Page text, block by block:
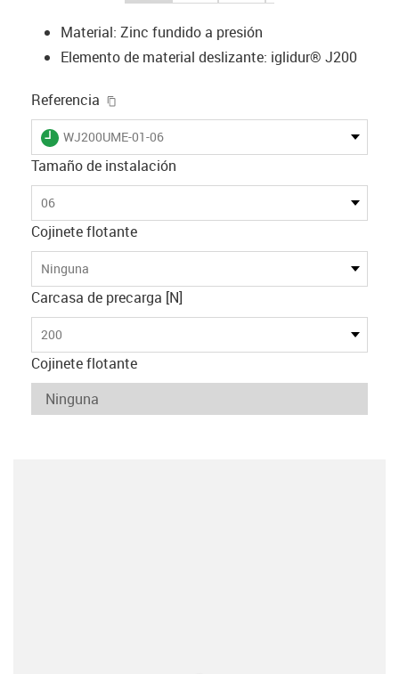
Material: Zinc fundido a presión
Elemento de material deslizante: iglidur® J200
Referencia
igus-icon-lieferzeit
WJ200UME-01-06
Tamaño de instalación
06
Cojinete flotante
Ninguna
Carcasa de precarga [N]
200
Cojinete flotante